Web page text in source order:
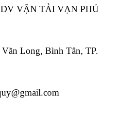
VẬN TẢI VẠN PHÚ
Long, Bình Tân, TP.